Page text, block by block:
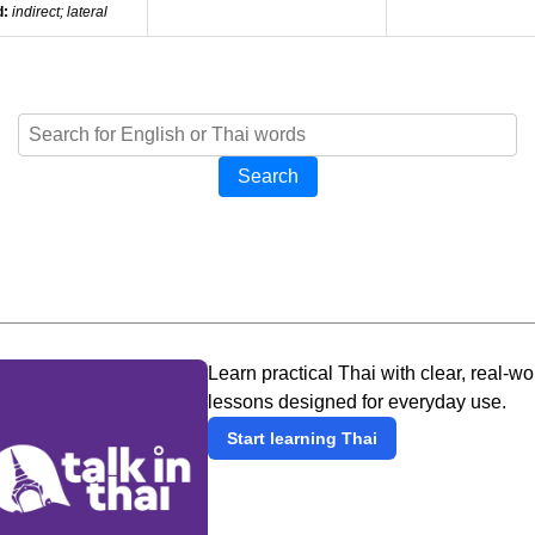
indirect; lateral
Search
Learn practical Thai with clear, real-
lessons designed for everyday use.
Start learning Thai